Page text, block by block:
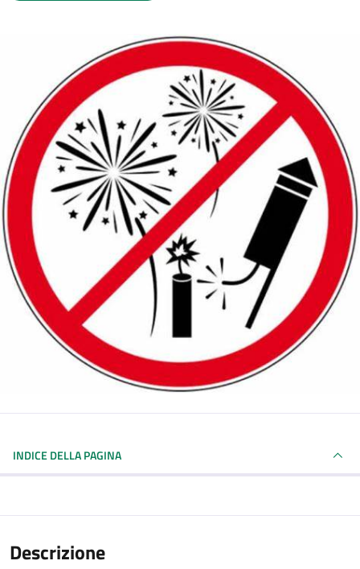
INDICE DELLA PAGINA
Descrizione